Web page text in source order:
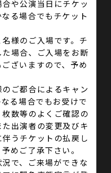
や公演当日にチケッ
る場合でもチケット
様のご入場です。チ
場合、ご入場をお断
ざいますので、予め
ご都合によるキャン
る場合でもお受けで
数等のよくご確認の
出演者の変更及びキ
うチケットの払戻し
めご了承下さい。
で、ご来場ができな